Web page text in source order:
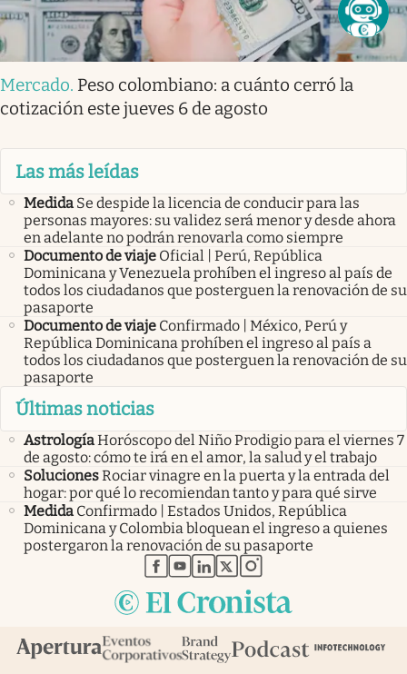
Mercado. Peso colombiano: a cuánto cerró la
cotización este jueves 6 de agosto
Las más leídas
Medida Se despide la licencia de conducir para las
personas mayores: su validez será menor y desde ahora
en adelante no podrán renovarla como siempre
Documento de viaje Oficial | Perú, República
Dominicana y Venezuela prohíben el ingreso al país de
todos los ciudadanos que posterguen la renovación de su
pasaporte
Documento de viaje Confirmado | México, Perú y
República Dominicana prohíben el ingreso al país a
todos los ciudadanos que posterguen la renovación de su
pasaporte
Últimas noticias
AstrologíaHoróscopo del Niño Prodigio para el viernes 7
de agosto: cómo te irá en el amor, la salud y el trabajo
SolucionesRociar vinagre en la puerta y la entrada del
hogar: por qué lo recomiendan tanto y para qué sirve
Medida Confirmado | Estados Unidos, República
Dominicana y Colombia bloquean el ingreso a quienes
postergaron la renovación de su pasaporte
abre en nueva pestaña
abre en nueva pestaña
abre en nueva pestaña
abre en nueva pestaña
abre en nueva pestaña